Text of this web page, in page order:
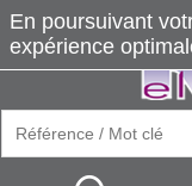
En poursuivant
expérience